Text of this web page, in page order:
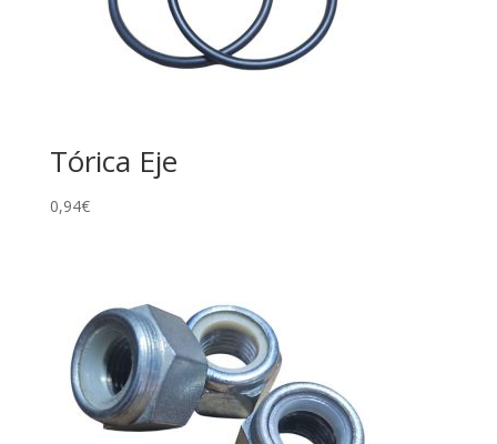
Tórica Eje
0,94€